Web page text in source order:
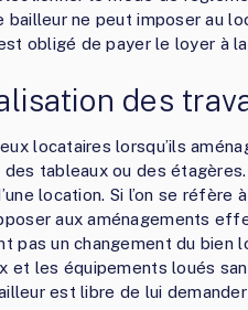
bailleur ne peut imposer au
obligé de payer le loyer à
des
locataires lorsqu’ils
des tableaux ou des
location. Si l’on se
aux aménagements
pas un changement du bien
et les équipements loués
est libre de lui